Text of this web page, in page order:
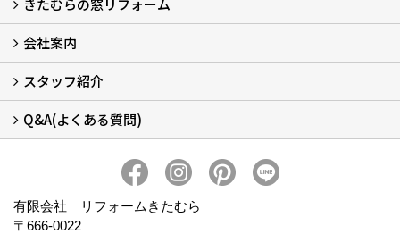
きたむらの窓リフォーム
窓リフォームについて (5)
・内窓設置-LIXILインプラス
・内窓設置-AGCまどまど
・窓交換
・エコガラス交換
・防犯・防災ガラス交換
会社案内
会社概要 (2)
ブログ
アクセス
施工エリア
施工までの流れ
SNSインフォメーション
チャット機能
オンライン打合わせ
補助金について (2)
スタッフ紹介
スタッフ紹介
Q&A(よくある質問)
有限会社 リフォームきたむら
〒666-0022